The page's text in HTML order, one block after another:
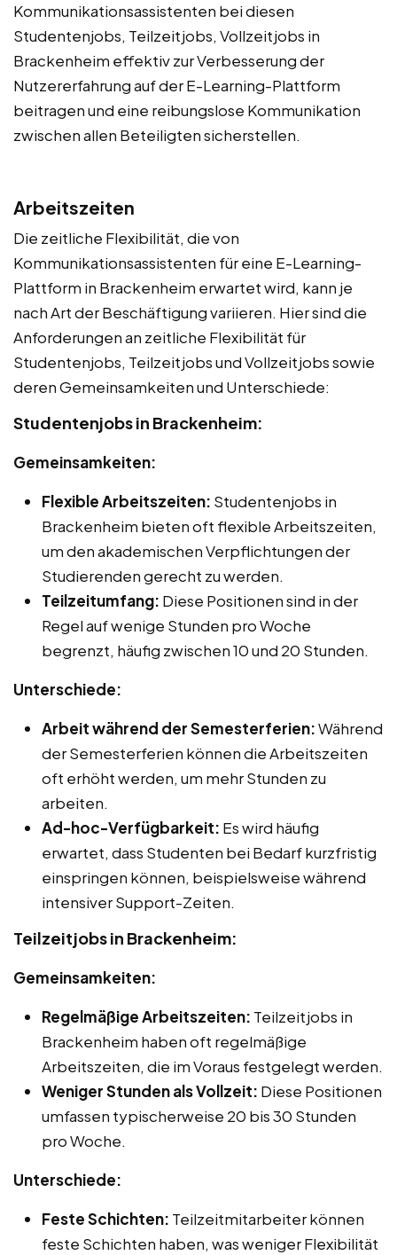
Kommunikationsassistenten bei diesen
Studentenjobs, Teilzeitjobs, Vollzeitjobs in
Brackenheim effektiv zur Verbesserung der
Nutzererfahrung auf der E-Learning-Plattform
beitragen und eine reibungslose Kommunikation
zwischen allen Beteiligten sicherstellen.
Arbeitszeiten
Die zeitliche Flexibilität, die von
Kommunikationsassistenten für eine E-Learning-
Plattform in Brackenheim erwartet wird, kann je
nach Art der Beschäftigung variieren. Hier sind die
Anforderungen an zeitliche Flexibilität für
Studentenjobs, Teilzeitjobs und Vollzeitjobs sowie
deren Gemeinsamkeiten und Unterschiede:
Studentenjobs in Brackenheim:
Gemeinsamkeiten:
Flexible Arbeitszeiten: Studentenjobs in
Brackenheim bieten oft flexible Arbeitszeiten,
um den akademischen Verpflichtungen der
Studierenden gerecht zu werden.
Teilzeitumfang: Diese Positionen sind in der
Regel auf wenige Stunden pro Woche
begrenzt, häufig zwischen 10 und 20 Stunden.
Unterschiede:
Arbeit während der Semesterferien:Während
der Semesterferien können die Arbeitszeiten
oft erhöht werden, um mehr Stunden zu
arbeiten.
Ad-hoc-Verfügbarkeit: Es wird häufig
erwartet, dass Studenten bei Bedarf kurzfristig
einspringen können, beispielsweise während
intensiver Support-Zeiten.
Teilzeitjobs in Brackenheim:
Gemeinsamkeiten:
Regelmäßige Arbeitszeiten: Teilzeitjobs in
Brackenheim haben oft regelmäßige
Arbeitszeiten, die im Voraus festgelegt werden.
Weniger Stunden als Vollzeit: Diese Positionen
umfassen typischerweise 20 bis 30 Stunden
pro Woche.
Unterschiede:
Feste Schichten: Teilzeitmitarbeiter können
feste Schichten haben, was weniger Flexibilität